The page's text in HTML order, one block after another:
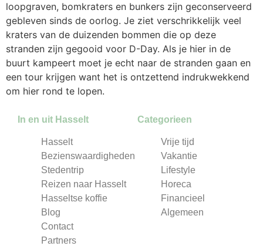
loopgraven, bomkraters en bunkers zijn geconserveerd
gebleven sinds de oorlog. Je ziet verschrikkelijk veel
kraters van de duizenden bommen die op deze
stranden zijn gegooid voor D-Day. Als je hier in de
buurt kampeert moet je echt naar de stranden gaan en
een tour krijgen want het is ontzettend indrukwekkend
om hier rond te lopen.
In en uit Hasselt
Hasselt
Bezienswaardigheden
Stedentrip
Reizen naar Hasselt
Hasseltse koffie
Blog
Contact
Partners
Categorieen
Vrije tijd
Vakantie
Lifestyle
Horeca
Financieel
Algemeen